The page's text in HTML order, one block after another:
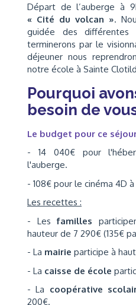
Départ de l’auberge à
« Cité du volcan ».
guidée des
terminerons par le
déjeuner nous
notre école à Sainte
Pourquoi
besoin de
Le budget pour ce
- 14 040€ pour
l'auberge.
- 108€ pour le cinéma 4D
Les recettes :
- Les familles
hauteur de 7 290€ (135€
- La mairie participe à
- La caisse de école
- La coopérative
200€.